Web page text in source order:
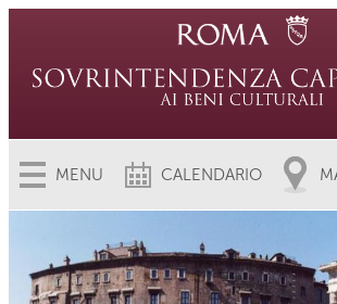
MENU CALENDARIO